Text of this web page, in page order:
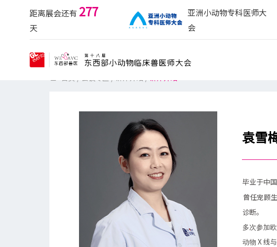
距离展会还有 277
天
亚洲小动物专科医师大
会
首页 / 会议专区 / 讲师介绍 / 讲师介绍
袁雪
毕业于中
曾任宠顾
诊断。
多次参加
动物 X线